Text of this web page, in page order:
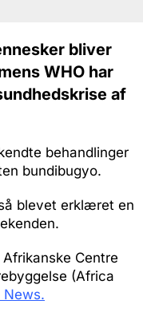
bliver
WHO har
af
behandlinger
bundibugyo.
blevet erklæret en
Centre
(Africa
News.